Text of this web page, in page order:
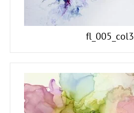
fl_005_col3